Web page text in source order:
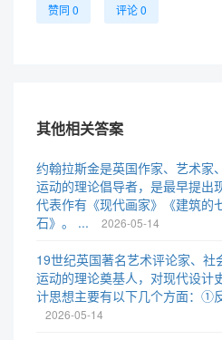
赞同 0 评论 0
其他相关答案
约翰拉斯金是英国作家、艺术家
运动的理论倡导者，是最早提出
代表作有《现代画家》《建筑的
石》。 ...
2026-05-14
19世纪英国著名艺术评论家、社
运动的理论奠基人，对现代设计
计思想主要有以下几个方面：①
2026-05-14